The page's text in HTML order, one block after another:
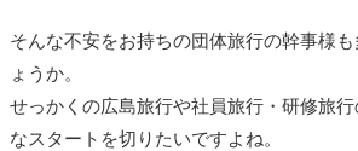
そんな不安をお持ちの団体旅行の幹事様
ょうか。
せっかくの広島旅行や社員旅行・研修旅
なスタートを切りたいですよね。